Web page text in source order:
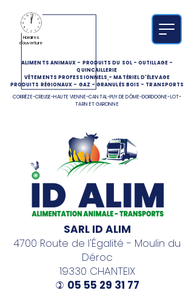
ALIMENTS ANIMAUX - PRODUITS DU SOL-OUTILLAGE-
QUINCAILLERIE
VÊTEMENTS PROFESSIONNELS -MATÉRIEL D'ÉLEVAGE
PRODUITS RÉGIONAUX - GAZ -GRANULÉS BOIS - TRANSPORTS
CORRÈZE-CREUSE-HAUTE VIENNE-CANTAL-PUY DE DÔME-DORDOGNE-LOT-
TARN ET GARONNE
Horaires
d'ouverture
SARL ID ALIM
4700 Route de l'Égalité - Moulin du
Déroc
19330 CHANTEIX
) 05 55 29 31 77